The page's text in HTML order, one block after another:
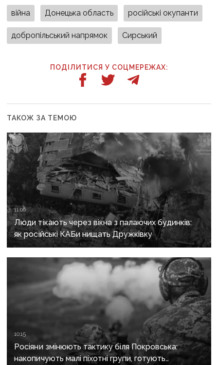
війна Донецька область російські окупанти
добропільський напрямок Сирський
ПОДІЛИТИСЯ У СОЦМЕРЕЖАХ:
ТАКОЖ ЗА ТЕМОЮ
11:06
Люди тікають через вікна з палаючих будинків:
як російські КАБи нищать Дружківку
10:15
Росіяни змінюють тактику біля Покровська:
накопичують малі піхотні групи, готують